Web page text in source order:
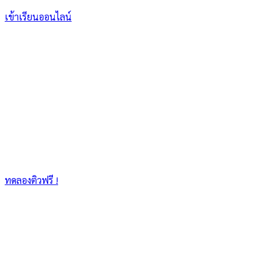
เข้าเรียนออนไลน์
ทดลองติวฟรี !